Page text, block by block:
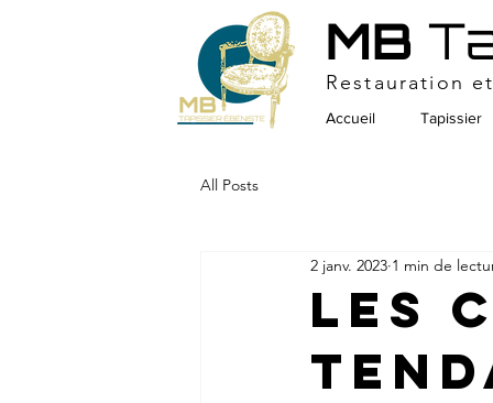
MB
Restauration
Accueil Tapissier
All Posts
Les
2 janv. 2023 1 min de